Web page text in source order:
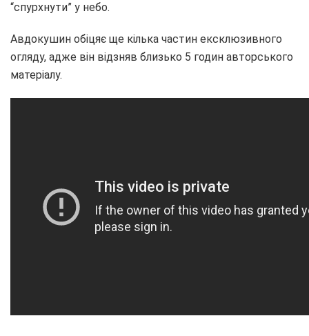
“спурхнути” у небо.
Авдокушин обіцяє ще кілька частин ексклюзивного
огляду, адже він відзняв близько 5 годин авторського
матеріалу.